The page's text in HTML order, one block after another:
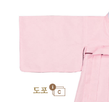
도포